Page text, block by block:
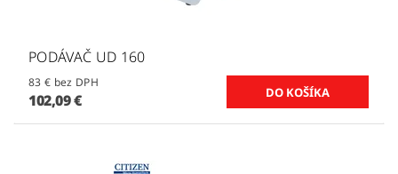
PODÁVAČ UD 160
83 € bez DPH
102,09 €